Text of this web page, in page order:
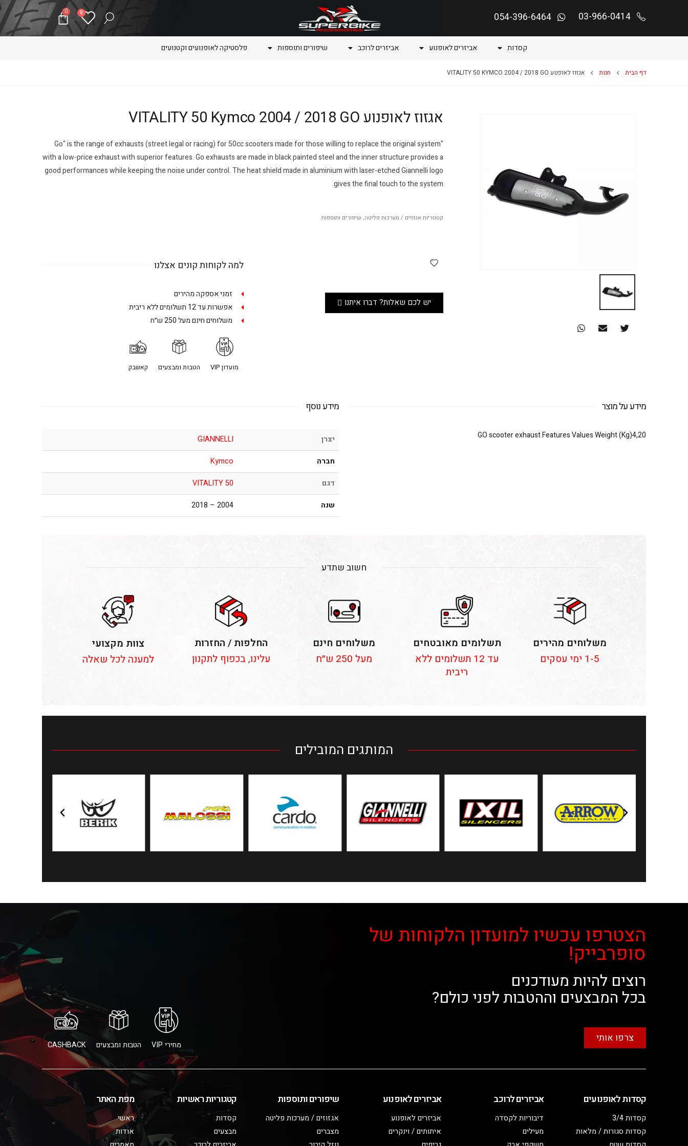
03-966-0414
054-396-6464
0
0
קסדות אביזרים לאופנוע אביזרים לרוכב שיפורים ותוספות פלסטיקה לאופנועים וקטנועים
דף הבית חנות אגזוז לאופנוע VITALITY 50 KYMCO 2004 / 2018 GO
אגזוז לאופנוע VITALITY 50 Kymco 2004 / 2018 GO
"Go" is the range of exhausts (street legal or racing) for 50cc scooters made for those willing to replace the original system
with a low-price exhaust with superior features. Go exhausts are made in black painted steel and the inner structure provides a
good performances while keeping the noise under control. The heat shield made in aluminium with laser-etched Giannelli logo
gives the final touch to the system.
קטגוריותאגזוזים / מערכות פליטה, שיפורים ותוספות
יש לכם שאלות? דברו איתנו
למה לקוחות קונים אצלנו
זמני אספקה מהירים
אפשרות עד 12 תשלומים ללא ריבית
משלוחים חינם מעל 250 ש״ח
מועדון VIP הטבות ומבצעים קאשבק
מידע על מוצר
GO scooter exhaust Features Values Weight (Kg)4,20
מידע נוסף
יצרן GIANNELLI
חברה Kymco
דגם VITALITY 50
שנה 2004 – 2018
חשוב שתדע
משלוחים מהירים
1-5 ימי עסקים
תשלומים מאובטחים
עד 12 תשלומים ללא
ריבית
משלוחים חינם
מעל 250 ש״ח
החלפות / החזרות
עלינו, בכפוף לתקנון
צוות מקצועי
למענה לכל שאלה
המותגים המובילים
הצטרפו עכשיו למועדון הלקוחות של
סופרבייק!
רוצים להיות מעודכנים
בכל המבצעים וההטבות לפני כולם?
צרפו אותי
מחירי VIP הטבות ומבצעים CASHBACK
קסדות לאופנועים
קסדות 3/4
קסדות סגורות / מלאות
אביזרים לרוכב
דיבוריות לקסדה
מעילים
אביזרים לאופנוע
אביזרים לאופנוע
איתותים / וינקרים
שיפורים ותוספות
אגזוזים / מערכות פליטה
מצברים
קטגוריות ראשיות
קסדות
מבצעים
מפת האתר
ראשי
אודות